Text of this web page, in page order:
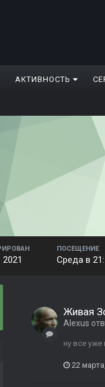
АКТИВНОСТЬ
ПОСЕЩЕНИЕ
Среда в
Живая
Alexus
ну все уже
22